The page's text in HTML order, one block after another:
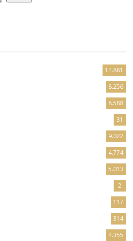
14.881
8.256
8.588
31
9.022
4.774
5.013
2
117
314
4.355